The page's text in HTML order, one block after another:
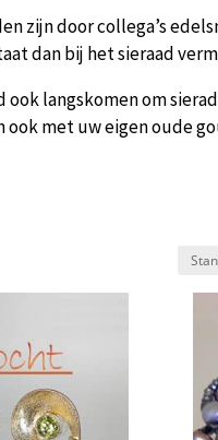
zijn door collega’s
dan bij het sieraad
ook langskomen om
ook met uw eigen oude